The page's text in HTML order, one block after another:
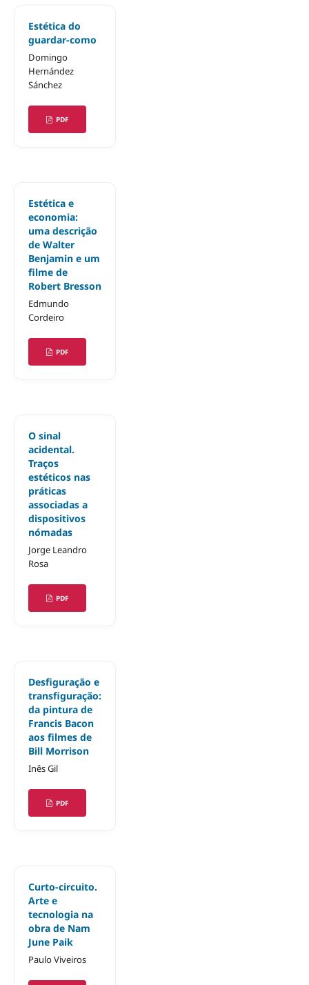
Estética do
guardar-como
Domingo
Hernández
Sánchez
PDF
Estética e
economia:
uma descrição
de Walter
Benjamin e um
filme de
Robert Bresson
Edmundo
Cordeiro
PDF
O sinal
acidental.
Traços
estéticos nas
práticas
associadas a
dispositivos
nómadas
Jorge Leandro
Rosa
PDF
Desfiguração e
transfiguração:
da pintura de
Francis Bacon
aos filmes de
Bill Morrison
Inês Gil
PDF
Curto-circuito.
Arte e
tecnologia na
obra de Nam
June Paik
Paulo Viveiros